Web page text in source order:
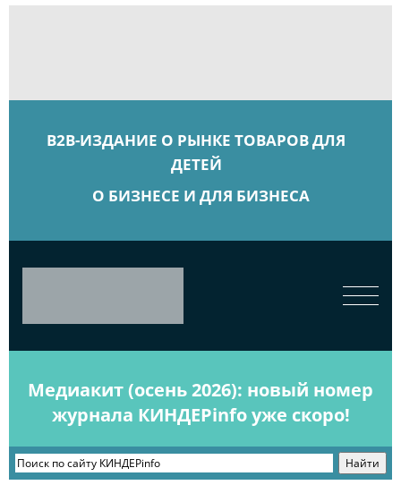
B2B-ИЗДАНИЕ О РЫНКЕ ТОВАРОВ ДЛЯ
ДЕТЕЙ
О БИЗНЕСЕ И ДЛЯ БИЗНЕСА
Медиакит (осень 2026): новый номер
журнала КИНДЕРinfo уже скоро!